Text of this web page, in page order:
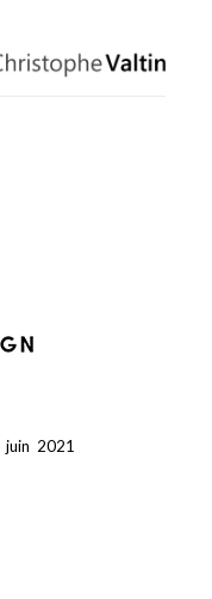
juin 2021